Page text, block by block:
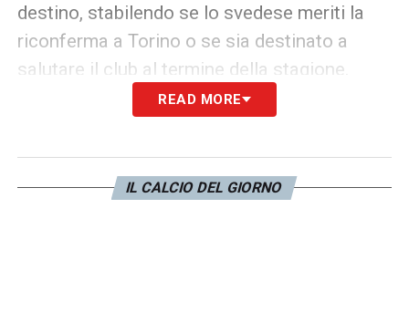
destino, stabilendo se lo svedese meriti la
riconferma a Torino o se sia destinato a
salutare il club al termine della stagione.
READ MORE
IL CALCIO DEL GIORNO